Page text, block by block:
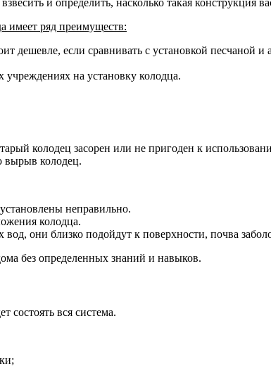
имеет ряд преимуществ:
дешевле, если сравнивать с установкой песчаной и
учреждениях на установку колодца.
колодец засорен или не пригоден к
вырыв колодец.
неправильно.
колодца.
они близко подойдут к поверхности, почва
без определенных знаний и навыков.
состоять вся система.